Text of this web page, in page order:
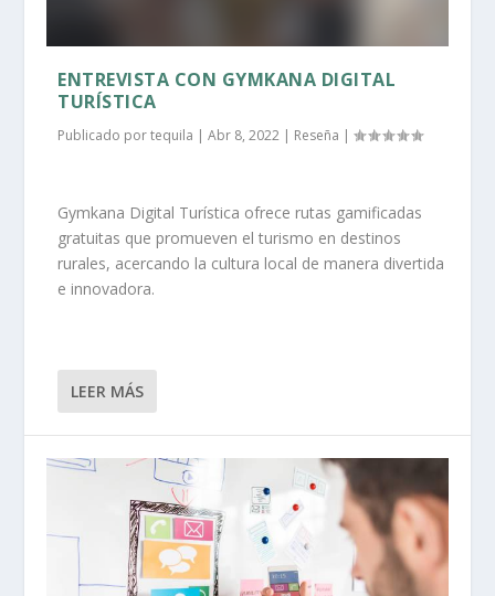
ENTREVISTA CON GYMKANA DIGITAL
TURÍSTICA
Publicado portequila |Abr 8, 2022 Reseña |
Gymkana Digital Turística ofrece rutas gamificadas
gratuitas que promueven el turismo en destinos
rurales, acercando la cultura local de manera divertida
e innovadora.
LEER MÁS